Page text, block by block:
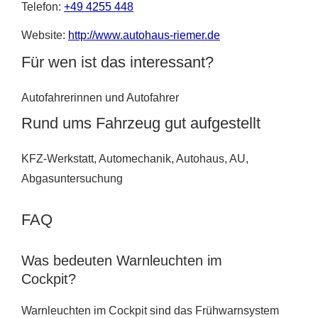
Telefon: +49 4255 448
Website: http://www.autohaus-riemer.de
Für wen ist das interessant?
Autofahrerinnen und Autofahrer
Rund ums Fahrzeug gut aufgestellt
KFZ-Werkstatt, Automechanik, Autohaus, AU,
Abgasuntersuchung
FAQ
Was bedeuten Warnleuchten im
Cockpit?
Warnleuchten im Cockpit sind das Frühwarnsystem